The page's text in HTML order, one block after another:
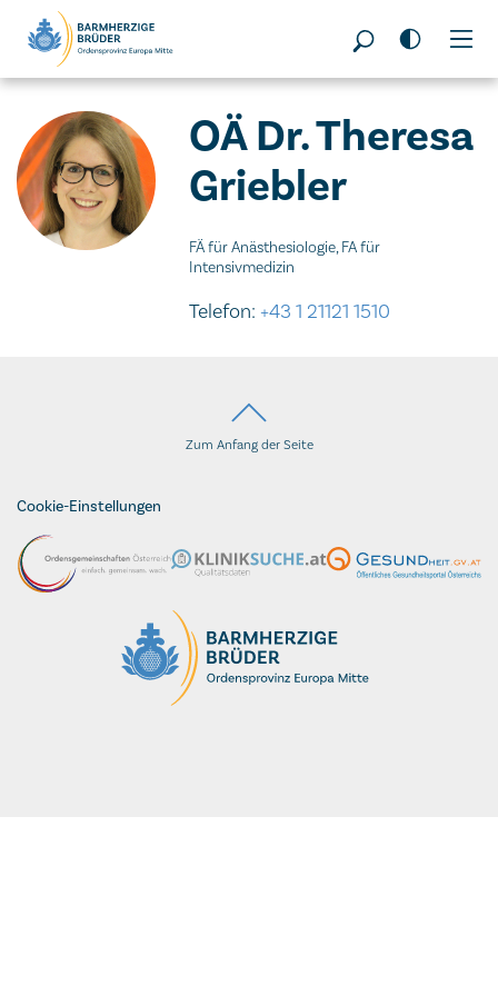
Seitenbereiche:
OÄ Dr. Theresa
Griebler
FÄ für Anästhesiologie, FA für
Intensivmedizin
Telefon:+43 1 21121 1510
Zum Anfang der Seite
Cookie-Einstellungen